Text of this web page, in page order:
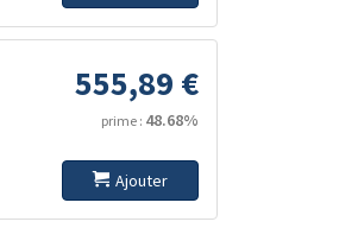
555,89 €
prime : 48.68%
Ajouter